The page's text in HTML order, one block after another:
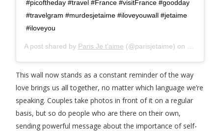
#picoftheday #travel #France #visitFrance #goodday
#travelgram #murdesjetaime #iloveyouwall #jetaime
#iloveyou
A post shared by Paris Je t'aime (@parisjetaime) on
This wall now stands as a constant reminder of the way
love brings us all together, no matter which language we’re
speaking. Couples take photos in front of it on a regular
basis, but so do people who are there on their own,
sending powerful message about the importance of self-